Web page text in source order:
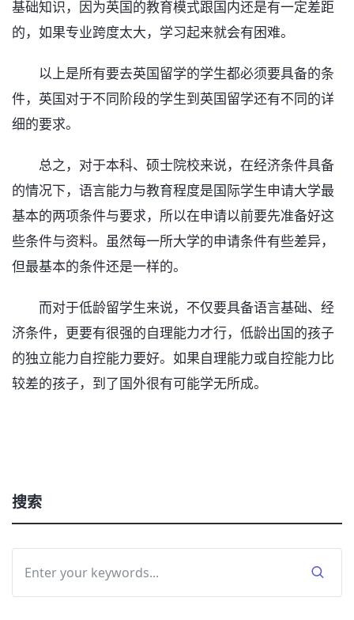
基础知识，因为英国的教育模式跟国内还是有一定差距
的，如果专业跨度太大，学习起来就会有困难。
以上是所有要去英国留学的学生都必须要具备的条
件，英国对于不同阶段的学生到英国留学还有不同的详
细的要求。
总之，对于本科、硕士院校来说，在经济条件具备
的情况下，语言能力与教育程度是国际学生申请大学最
基本的两项条件与要求，所以在申请以前要先准备好这
些条件与资料。虽然每一所大学的申请条件有些差异，
但最基本的条件还是一样的。
而对于低龄留学生来说，不仅要具备语言基础、经
济条件，更要有很强的自理能力才行，低龄出国的孩子
的独立能力自控能力要好。如果自理能力或自控能力比
较差的孩子，到了国外很有可能学无所成。
搜索